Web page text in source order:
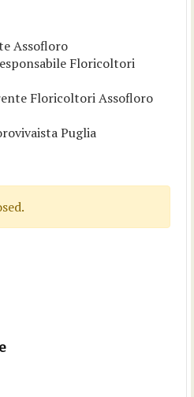
Assofloro
Floricoltori
Floricoltori Assofloro
Puglia